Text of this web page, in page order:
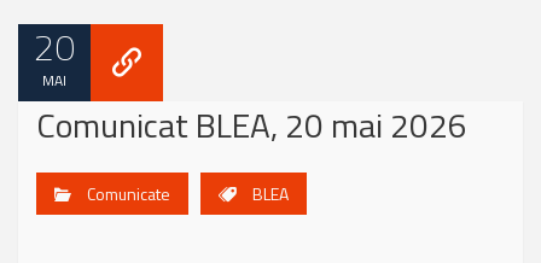
20
MAI
Comunicat BLEA, 20 mai 2026
Comunicate BLEA